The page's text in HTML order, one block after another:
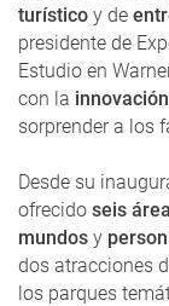
turístico y de
presidente de
Estudio en
con la innovación
sorprender a los
Desde su
ofrecido seis
mundos y
dos atracciones
los parques